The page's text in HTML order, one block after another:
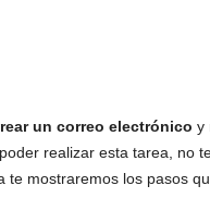
un correo electrónico y
realizar esta tarea, no
te mostraremos los pasos